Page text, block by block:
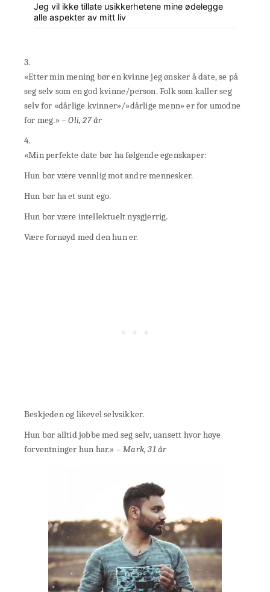
Jeg vil ikke tillate usikkerhetene mine ødelegge
alle aspekter av mitt liv
3.
«Etter min mening bør en kvinne jeg ønsker å date, se på
seg selv som en god kvinne/person. Folk som kaller seg
selv for «dårlige kvinner»/»dårlige menn» er for umodne
for meg.» –Oli, 27 år
4.
«Min perfekte date bør ha følgende egenskaper:
Hun bør være vennlig mot andre mennesker.
Hun bør ha et sunt ego.
Hun bør være intellektuelt nysgjerrig.
Være fornøyd med den hun er.
Beskjeden og likevel selvsikker.
Hun bør alltid jobbe med seg selv, uansett hvor høye
forventninger hun har.» –Mark, 31 år